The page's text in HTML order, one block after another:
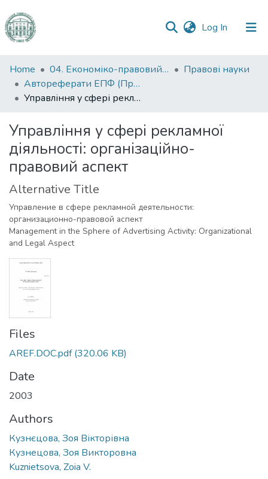
Log In (current)
Communities
&
Collections
Statistics
Home 04. Економіко-правовий факультет
Правові науки
Автореферати ЕПФ (Правові науки)
Управління у сфері рекламної діяльності: організаційно-правовий аспект
Управління у сфері рекламної
діяльності: організаційно-
правовий аспект
Alternative Title
Управление в сфере рекламной деятельности:
организационно-правовой аспект
Management in the Sphere of Advertising Activity: Organizational
and Legal Aspect
Files
AREF.DOC.pdf(320.06 KB)
Date
2003
Authors
Кузнєцова, Зоя Вікторівна
Кузнецова, Зоя Викторовна
Kuznietsova, Zoia V.